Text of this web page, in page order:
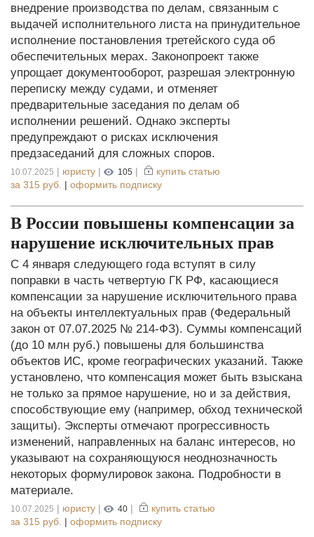
внедрение производства по делам, связанным с
выдачей исполнительного листа на принудительное
исполнение постановления третейского суда об
обеспечительных мерах. Законопроект также
упрощает документооборот, разрешая электронную
переписку между судами, и отменяет
предварительные заседания по делам об
исполнении решений. Однако эксперты
предупреждают о рисках исключения
предзаседаний для сложных споров.
10.07.2025 | юристу | 105 |
купить статью
за 315 руб. | оформить подписку
В России повышены компенсации за
нарушение исключительных прав
С 4 января следующего года вступят в силу
поправки в часть четвертую ГК РФ, касающиеся
компенсации за нарушение исключительного права
на объекты интеллектуальных прав (Федеральный
закон от 07.07.2025 № 214-ФЗ). Суммы компенсаций
(до 10 млн руб.) повышены для большинства
объектов ИС, кроме географических указаний. Также
установлено, что компенсация может быть взыскана
не только за прямое нарушение, но и за действия,
способствующие ему (например, обход технической
защиты). Эксперты отмечают прогрессивность
изменений, направленных на баланс интересов, но
указывают на сохраняющуюся неоднозначность
некоторых формулировок закона. Подробности в
материале.
10.07.2025 | юристу | 40 |
купить статью
за 315 руб. | оформить подписку